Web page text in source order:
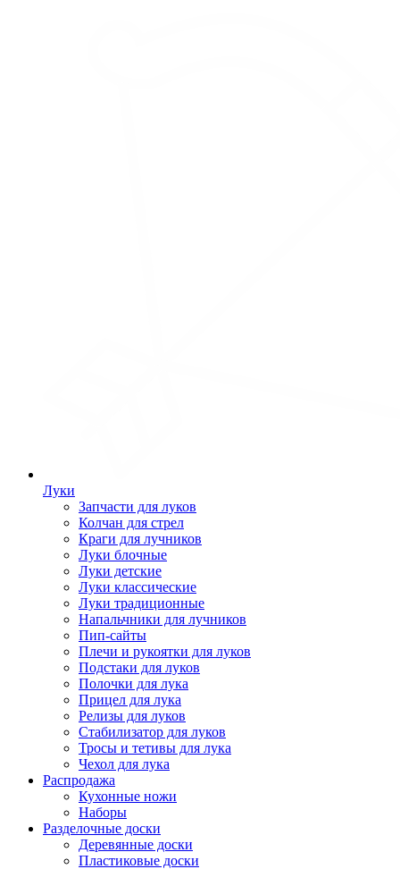
Луки
Запчасти для луков
Колчан для стрел
Краги для лучников
Луки блочные
Луки детские
Луки классические
Луки традиционные
Напальчники для лучников
Пип-сайты
Плечи и рукоятки для луков
Подстаки для луков
Полочки для лука
Прицел для лука
Релизы для луков
Стабилизатор для луков
Тросы и тетивы для лука
Чехол для лука
Распродажа
Кухонные ножи
Наборы
Разделочные доски
Деревянные доски
Пластиковые доски